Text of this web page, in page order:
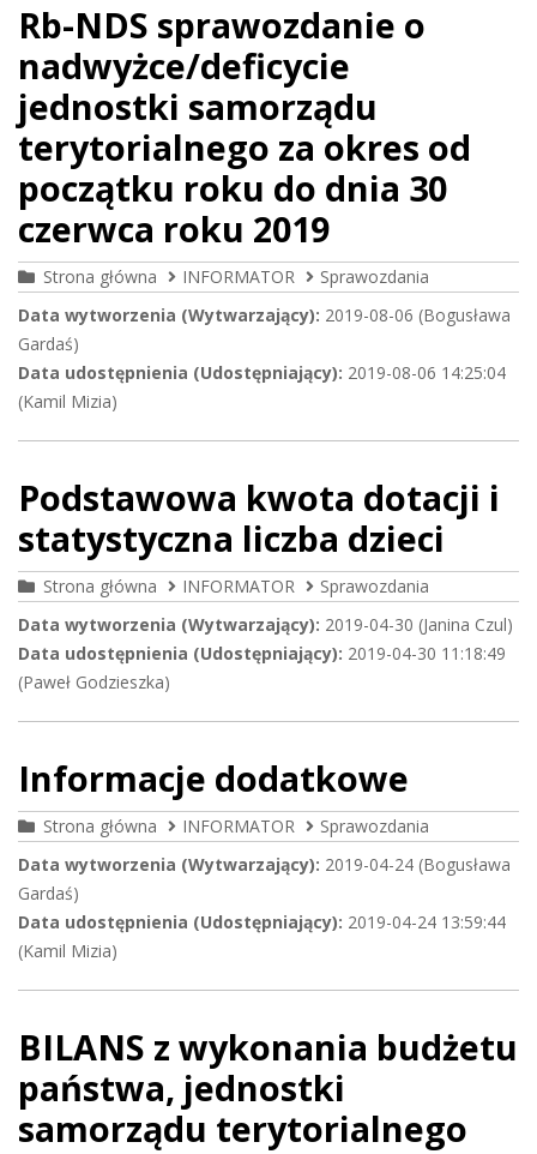
Rb-NDS sprawozdanie o
nadwyżce/deficycie
jednostki samorządu
terytorialnego za okres od
początku roku do dnia 30
czerwca roku 2019
Strona główna INFORMATOR
Sprawozdania
Data wytworzenia (Wytwarzający): 2019-08-06 (Bogusława
Gardaś)
Data udostępnienia (Udostępniający): 2019-08-06 14:25:04
(Kamil Mizia)
Podstawowa kwota dotacji i
statystyczna liczba dzieci
Strona główna INFORMATOR
Sprawozdania
Data wytworzenia (Wytwarzający): 2019-04-30 (Janina Czul)
Data udostępnienia (Udostępniający): 2019-04-30 11:18:49
(Paweł Godzieszka)
Informacje dodatkowe
Strona główna INFORMATOR
Sprawozdania
Data wytworzenia (Wytwarzający): 2019-04-24 (Bogusława
Gardaś)
Data udostępnienia (Udostępniający): 2019-04-24 13:59:44
(Kamil Mizia)
BILANS z wykonania budżetu
państwa, jednostki
samorządu terytorialnego